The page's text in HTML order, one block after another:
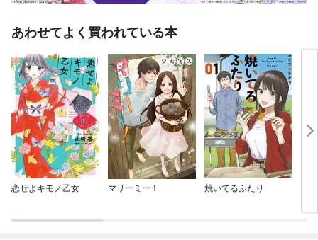
あわせてよく買われている本
恋せよキモノ乙女 マリーミー！ 焼いてるふたり